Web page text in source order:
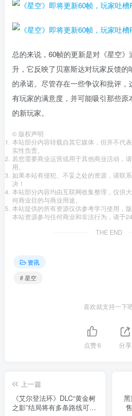
总的来说，60帧的更新是对《星空
升，它反映了贝塞斯达对玩家反馈
的承诺。尽管存在一些争议和批评
有玩家的满意度，并可能吸引那些原
的新玩家。
© 版权声明
本站部分内容转载自其它媒体，但并不代
实性负责。
若您需要商业运营或用于其他商业活动，
用。
如果本站有侵犯、不妥之处的资源，请联
决！
本站部分内容均由互联网收集整理，仅供
何商业目的与商业用途。
本站提供的所有资源仅供参考学习使用，
本站资源参与任何商业和非法行为，请于
THE END
资讯
# 星空
喜欢就支持一下
点赞6 分享
上一篇
《艾尔登法环》DLC“黄金树
之影”结局将有多条路线可供
黑